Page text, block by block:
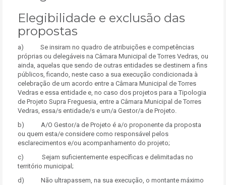
Elegibilidade e exclusão das
propostas
a) Se insiram no quadro de atribuições e competências
próprias ou delegáveis na Câmara Municipal de Torres Vedras, ou
ainda, aquelas que sendo de outras entidades se destinem a fins
públicos, ficando, neste caso a sua execução condicionada à
celebração de um acordo entre a Câmara Municipal de Torres
Vedras e essa entidade e, no caso dos projetos para a Tipologia
de Projeto Supra Freguesia, entre a Câmara Municipal de Torres
Vedras, essa/s entidade/s e um/a Gestor/a de Projeto.
b) A/O Gestor/a de Projeto é a/o proponente da proposta
ou quem esta/e considere como responsável pelos
esclarecimentos e/ou acompanhamento do projeto;
c) Sejam suficientemente específicas e delimitadas no
território municipal;
d) Não ultrapassem, na sua execução, o montante máximo